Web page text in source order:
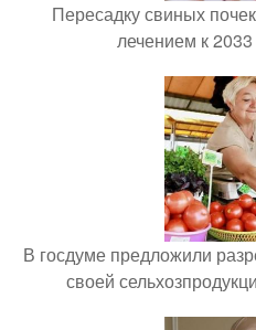
Пересадку свиных
лечением к
В госдуме предложили
своей